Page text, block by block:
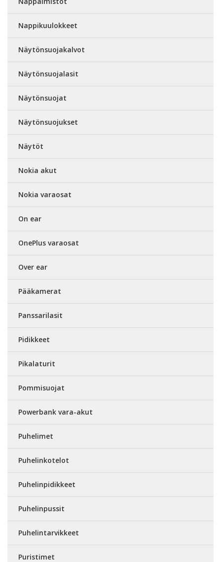
Nappikuulokkeet
Näytönsuojakalvot
Näytönsuojalasit
Näytönsuojat
Näytönsuojukset
Näytöt
Nokia akut
Nokia varaosat
On ear
OnePlus varaosat
Over ear
Pääkamerat
Panssarilasit
Pidikkeet
Pikalaturit
Pommisuojat
Powerbank vara-akut
Puhelimet
Puhelinkotelot
Puhelinpidikkeet
Puhelinpussit
Puhelintarvikkeet
Puristimet